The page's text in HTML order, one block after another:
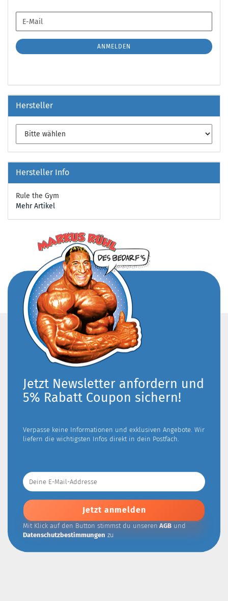
ZUR
ANMELDUNG
E-
Mail
ANMELDEN
Hersteller
Hersteller Info
Rule the Gym
Mehr Artikel
Jetzt Newsletter anfordern und
5% Rabatt Coupon sichern!
Verpasse keine Informationen und exklusiven Angebote. Wir
liefern die wichtigsten Infos direkt in dein Postfach.
Deine
E-
Mail-
Addresse
Mit Klick auf den Button stimmst du unseren AGB und
Datenschutzbestimmungen zu